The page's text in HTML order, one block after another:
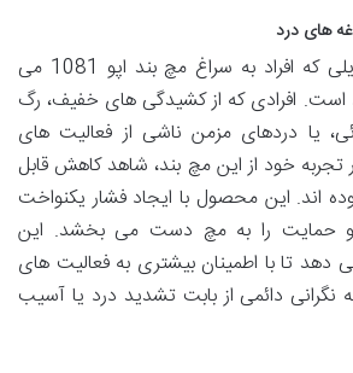
های درد
یکی از اصلی ترین دلایلی که افراد به سراغ مچ بند اپو 1081 می
است. افرادی که از کشیدگی های خفیف، رگ
یا دردهای مزمن ناشی از فعالیت های
تجربه خود از این مچ بند، شاهد کاهش قابل
اند. این محصول با ایجاد فشار یکنواخت
حمایت را به مچ دست می بخشد. این
دهد تا با اطمینان بیشتری به فعالیت های
نگرانی دائمی از بابت تشدید درد یا آسیب